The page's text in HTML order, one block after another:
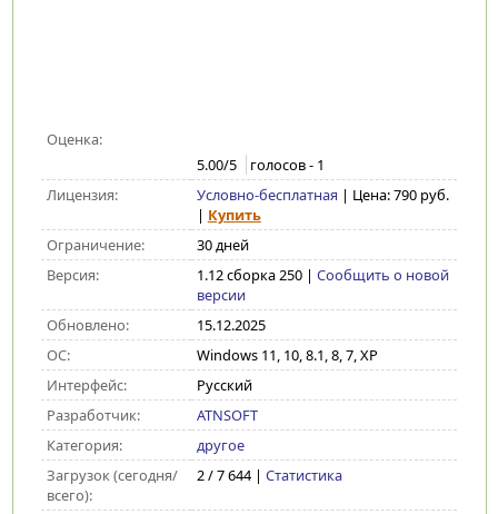
Оценка:
5.00/5 голосов - 1
Лицензия:
Условно-бесплатная | Цена: 790 руб.
| Купить
Ограничение:
30 дней
Версия:
1.12 сборка 250| Сообщить о новой
версии
Обновлено:
15.12.2025
ОС:
Windows 11, 10, 8.1, 8, 7, XP
Интерфейс:
Русский
Разработчик:
ATNSOFT
Категория:
другое
Загрузок (сегодня/
всего):
2 / 7 644 | Статистика